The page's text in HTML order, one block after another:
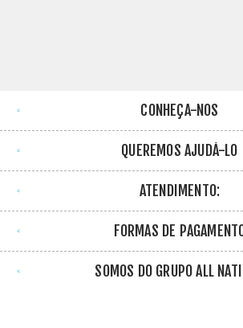
CONHEÇA-NOS
QUEREMOS AJUDÁ-LO
ATENDIMENTO:
FORMAS DE
SOMOS DO GRUPO ALL